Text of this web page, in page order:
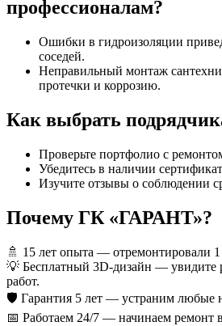
профессионалам?
Ошибки в гидроизоляции
соседей.
Неправильный монтаж
протечки и коррозию.
Как выбрать
Проверьте портфолио с
Убедитесь в наличии
Изучите отзывы о соблюдении
Почему ГК «ГАРАНТ»?
🚿 15 лет опыта — отремонтировали
💡 Бесплатный 3D-дизайн — увидите
работ.
🛡️ Гарантия 5 лет — устраним любые
📅 Работаем 24/7 — начинаем ремонт